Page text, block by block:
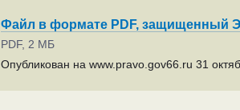
Файл в формате PDF, защищенный
PDF, 2 МБ
Опубликован на www.pravo.gov66.ru 31